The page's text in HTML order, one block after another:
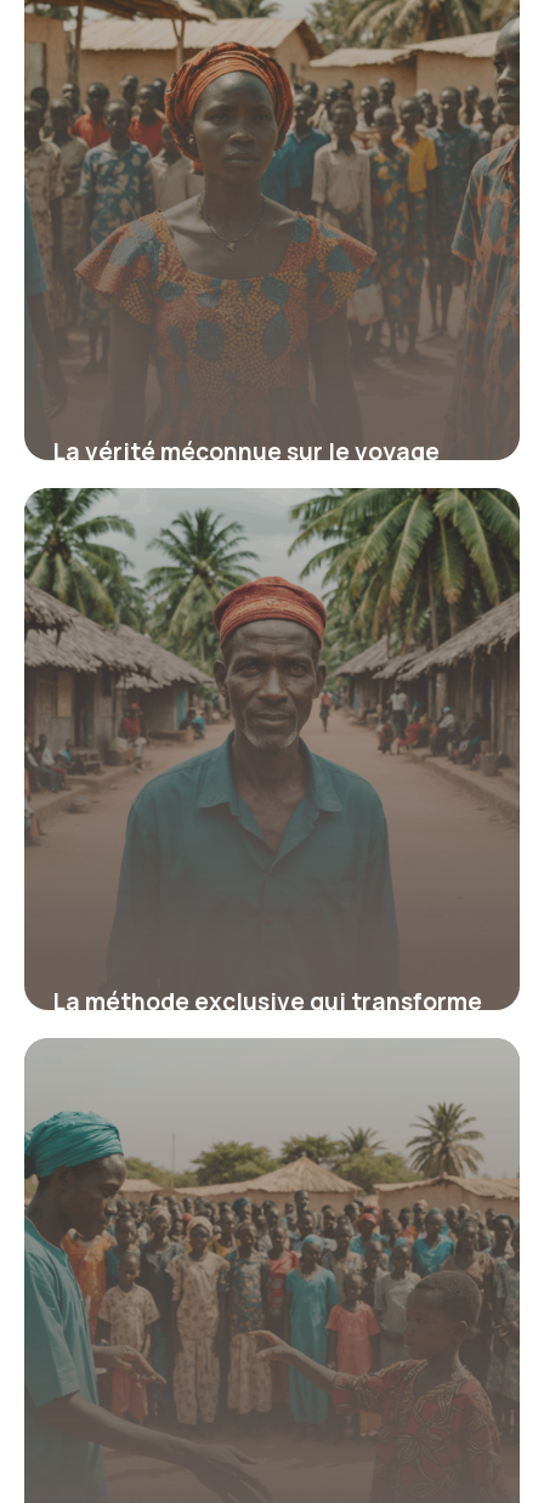
La vérité méconnue sur le voyage
humanitaire au Sénégal qui
transforme votre engagement et crée
un impact durable
22 janvier 2026
La méthode exclusive qui transforme
votre voyage humanitaire à Zanzibar
impact social
16 octobre 2025